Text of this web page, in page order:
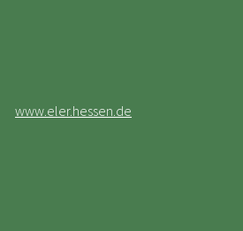
www.eler.hessen.de